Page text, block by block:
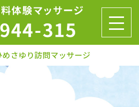
さゆり訪問マッサージ